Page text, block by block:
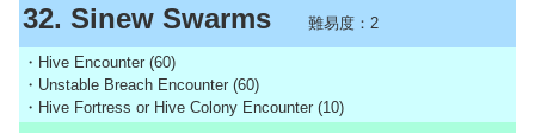
32. Sinew Swarms 難易度：2
・Hive Encounter (60)
・Unstable Breach Encounter (60)
・Hive Fortress or Hive Colony Encounter (10)